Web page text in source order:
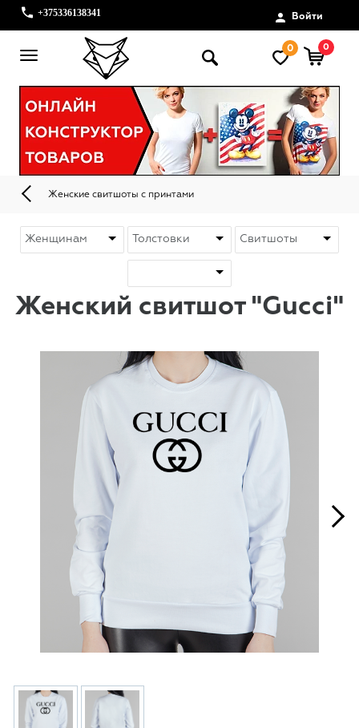
+375336138341 Войти
0 0
Женские свитшоты с принтами
Женский свитшот "Gucci"